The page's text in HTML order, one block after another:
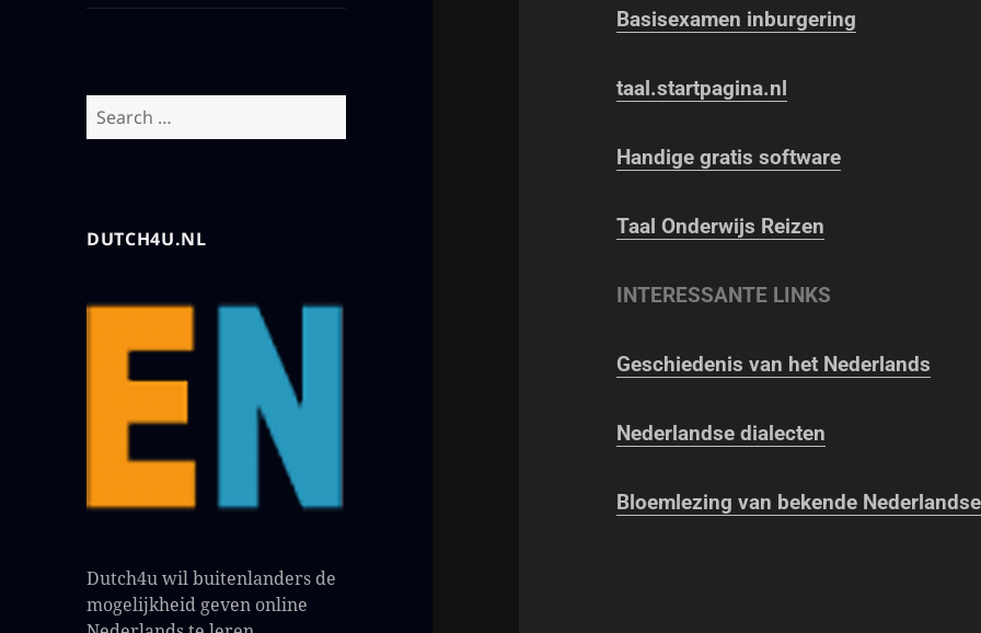
DUTCH4U.NL
Dutch4u wil buitenlanders de
mogelijkheid geven online
Basisexamen inburgering
taal.startpagina.nl
Handige gratis software
Taal Onderwijs Reizen
INTERESSANTE LINKS
Geschiedenis van het Nederlands
Nederlandse dialecten
Bloemlezing van bekende